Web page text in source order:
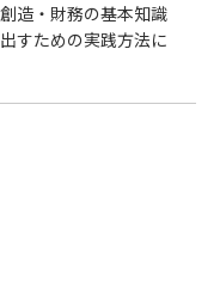
造・財務の基本知識
すための実践方法に